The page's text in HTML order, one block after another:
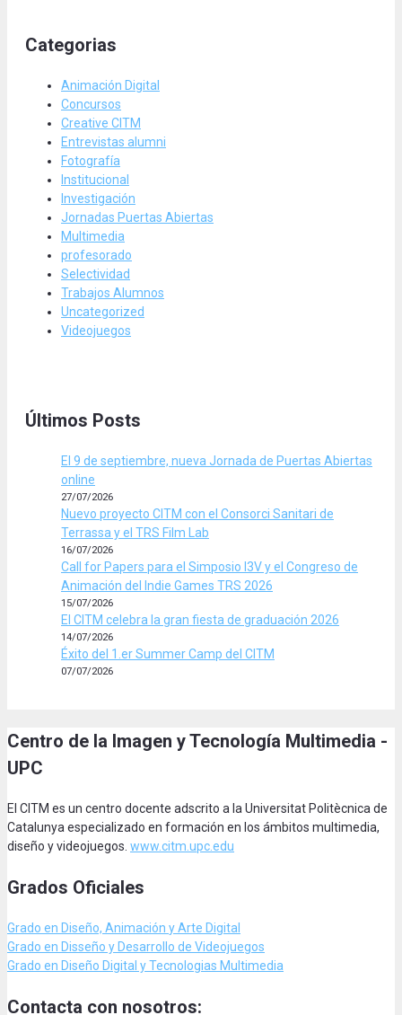
Categorias
Animación Digital
Concursos
Creative CITM
Entrevistas alumni
Fotografía
Institucional
Investigación
Jornadas Puertas Abiertas
Multimedia
profesorado
Selectividad
Trabajos Alumnos
Uncategorized
Videojuegos
Últimos Posts
El 9 de septiembre, nueva Jornada de Puertas Abiertas
online
27/07/2026
Nuevo proyecto CITM con el Consorci Sanitari de
Terrassa y el TRS Film Lab
16/07/2026
Call for Papers para el Simposio I3V y el Congreso de
Animación del Indie Games TRS 2026
15/07/2026
El CITM celebra la gran fiesta de graduación 2026
14/07/2026
Éxito del 1.er Summer Camp del CITM
07/07/2026
Centro de la Imagen y Tecnología Multimedia -
UPC
El CITM es un centro docente adscrito a la Universitat Politècnica de
Catalunya especializado en formación en los ámbitos multimedia,
diseño y videojuegos. www.citm.upc.edu
Grados Oficiales
Grado en Diseño, Animación y Arte Digital
Grado en Disseño y Desarrollo de Videojuegos
Grado en Diseño Digital y Tecnologias Multimedia
Contacta con nosotros: